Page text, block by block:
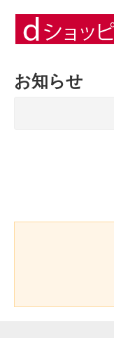
お知らせ